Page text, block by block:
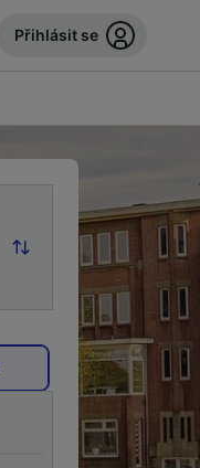
Přihlásit se